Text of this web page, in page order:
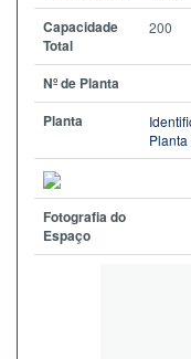
Capacidade
Total
200
Nº de Planta
Planta
Planta
Fotografia do
Espaço